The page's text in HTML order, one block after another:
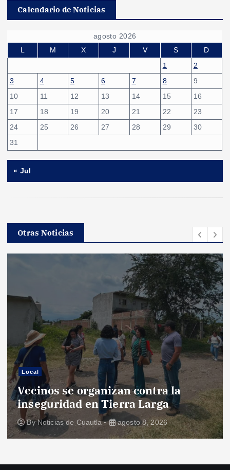
Calendario de Noticias
agosto 2026
L
M X J V S
D
1
2
3
4 5 6 7 8
9
10
11 12 13 14 15
16
17
18 19 20 21 22
23
24
25 26 27 28 29
30
31
« Jul
Otras Noticias
Local
Vecinos se organizan contra la
inseguridad en Tierra Larga
ByNoticias de Cuautla agosto 8, 2026